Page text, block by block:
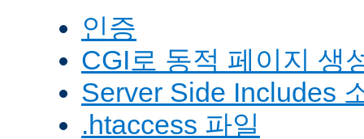
인증
CGI로 동적 페이지 생
Server Side Includes
.htaccess 파일